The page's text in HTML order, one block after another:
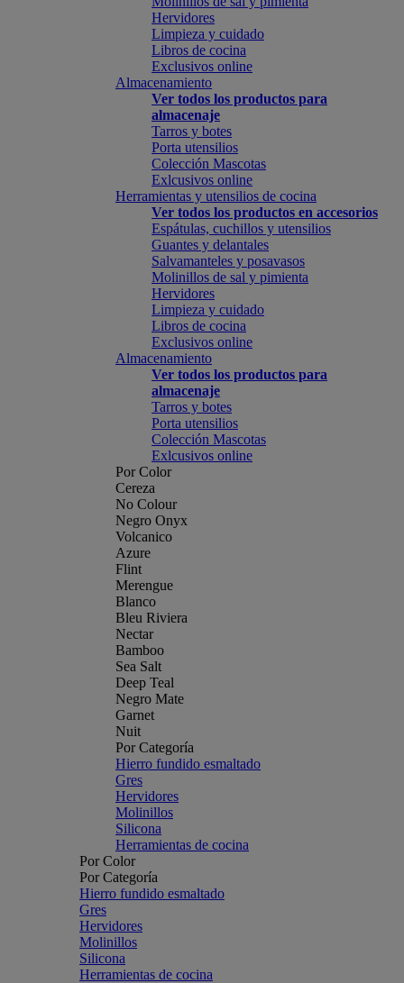
Hervidores
Limpieza y cuidado
Libros de cocina
Exclusivos online
Almacenamiento
Ver todos los productos para
almacenaje
Tarros y botes
Porta utensilios
Colección Mascotas
Exlcusivos online
Herramientas y utensilios de cocina
Ver todos los productos en accesorios
Espátulas, cuchillos y utensilios
Guantes y delantales
Salvamanteles y posavasos
Molinillos de sal y pimienta
Hervidores
Limpieza y cuidado
Libros de cocina
Exclusivos online
Almacenamiento
Ver todos los productos para
almacenaje
Tarros y botes
Porta utensilios
Colección Mascotas
Exlcusivos online
Por Color
Cereza
No Colour
Negro Onyx
Volcanico
Azure
Flint
Merengue
Blanco
Bleu Riviera
Nectar
Bamboo
Sea Salt
Deep Teal
Negro Mate
Garnet
Nuit
Por Categoría
Hierro fundido esmaltado
Gres
Hervidores
Molinillos
Silicona
Herramientas de cocina
Por Color
Por Categoría
Hierro fundido esmaltado
Gres
Hervidores
Molinillos
Silicona
Herramientas de cocina